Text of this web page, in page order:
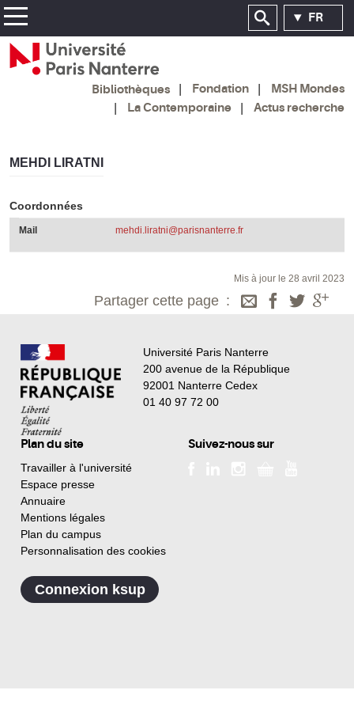
FR
Bibliothèques Fondation
MSH Mondes
La Contemporaine
Actus recherche
MEHDI LIRATNI
Coordonnées
Mail mehdi.liratni@parisnanterre.fr
Mis à jour le 28 avril 2023
Partager cette page
Université Paris Nanterre
200 avenue de la République
92001 Nanterre Cedex
01 40 97 72 00
Plan du site
Travailler à l'université
Espace presse
Annuaire
Mentions légales
Plan du campus
Personnalisation des cookies
Suivez-nous sur
Connexion ksup